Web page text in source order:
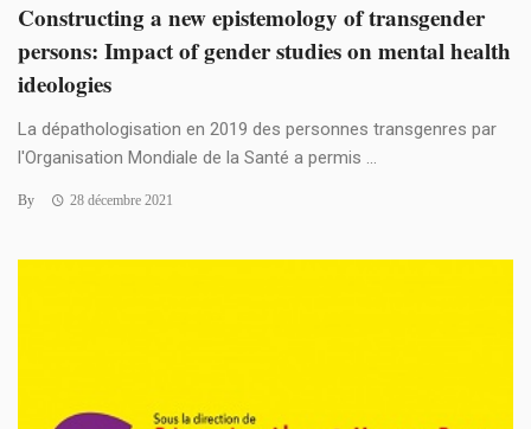
Constructing a new epistemology of transgender
persons: Impact of gender studies on mental health
ideologies
La dépathologisation en 2019 des personnes transgenres par
l'Organisation Mondiale de la Santé a permis ...
By 28 décembre 2021